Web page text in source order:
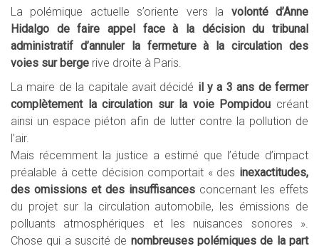
La polémique actuelle s’oriente vers la volonté d’Anne
Hidalgo de faire appel face à la décision du tribunal
administratif d’annuler la fermeture à la circulation des
voies sur berge rive droite à Paris.
La maire de la capitale avait décidé il y a 3 ans de fermer
complètement la circulation sur la voie Pompidou créant
ainsi un espace piéton afin de lutter contre la pollution de
l’air.
Mais récemment la justice a estimé que l’étude d’impact
préalable à cette décision comportait « des inexactitudes,
des omissions et des insuffisances concernant les effets
du projet sur la circulation automobile, les émissions de
polluants atmosphériques et les nuisances sonores
».
Chose qui a suscité de nombreuses polémiques de la part